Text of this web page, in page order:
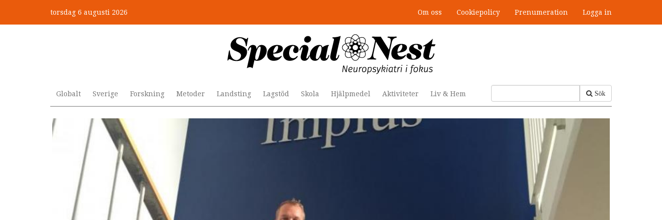
huvudinnehåll
torsdag 6 augusti 2026 Om oss Cookiepolicy Prenumeration Logga in
Sök
Globalt Sverige Forskning Metoder Landsting Lagstöd Skola Hjälpmedel Aktiviteter Liv & Hem
Mobbning vid autism och adhd: 4 lästips